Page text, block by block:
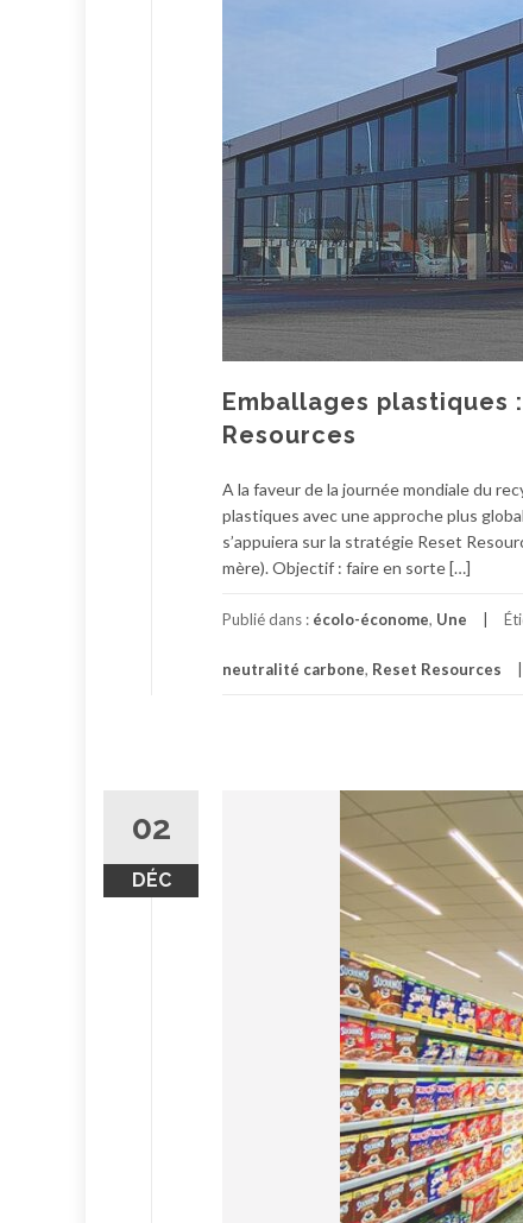
Emballages plastiques
Resources
A la faveur de la journée mondiale du
plastiques avec une approche plus
s’appuiera sur la stratégie Reset
mère). Objectif : faire en sorte […]
Publié dans : écolo-économe, Une
neutralité carbone, Reset Resources
02
DÉC